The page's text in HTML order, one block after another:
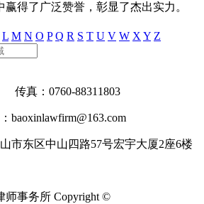
得了广泛赞誉，彰显了杰出实力。
L M N O P Q R S T U V W X Y Z
传真：0760-88311803
baoxinlawfirm@163.com
市东区中山四路57号宏宇大厦2座6楼
师事务所 Copyright ©